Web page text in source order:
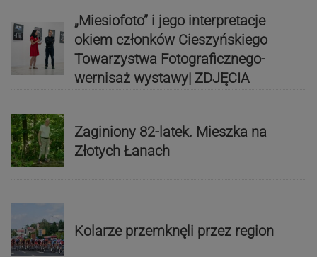
„Miesiofoto” i jego interpretacje
okiem członków Cieszyńskiego
Towarzystwa Fotograficznego-
wernisaż wystawy| ZDJĘCIA
Zaginiony 82-latek. Mieszka na
Złotych Łanach
Kolarze przemknęli przez region